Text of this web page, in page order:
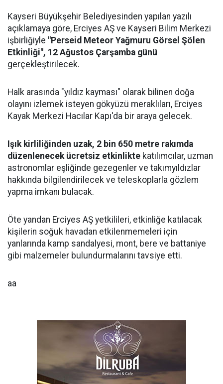
Kayseri Büyükşehir Belediyesinden yapılan yazılı
açıklamaya göre, Erciyes AŞ ve Kayseri Bilim Merkezi
işbirliğiyle "Perseid Meteor Yağmuru Görsel Şölen
Etkinliği", 12 Ağustos Çarşamba günü
gerçekleştirilecek.
Halk arasında "yıldız kayması" olarak bilinen doğa
olayını izlemek isteyen gökyüzü meraklıları, Erciyes
Kayak Merkezi Hacılar Kapı'da bir araya gelecek.
Işık kirliliğinden uzak, 2 bin 650 metre rakımda
düzenlenecek ücretsiz etkinlikte katılımcılar, uzman
astronomlar eşliğinde gezegenler ve takımyıldızlar
hakkında bilgilendirilecek ve teleskoplarla gözlem
yapma imkanı bulacak.
Öte yandan Erciyes AŞ yetkilileri, etkinliğe katılacak
kişilerin soğuk havadan etkilenmemeleri için
yanlarında kamp sandalyesi, mont, bere ve battaniye
gibi malzemeler bulundurmalarını tavsiye etti.
aa